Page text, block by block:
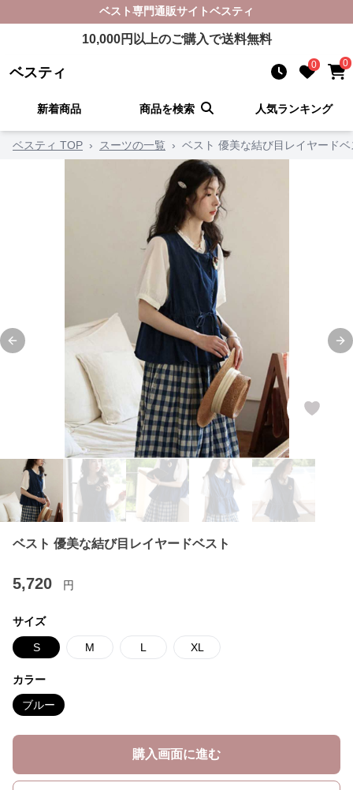
ベスト専門通販サイトベスティ
10,000円以上のご購入で送料無料
ベスティ 0 0
新着商品 商品を検索 人気ランキング
ベスティ TOP › スーツの一覧 › ベスト 優美な結び目レイヤードベ
Previous slide
ベスト 優美な結び目レイヤードベスト
5,720 円
サイズ
S M L XL
カラー
ブルー
購入画面に進む